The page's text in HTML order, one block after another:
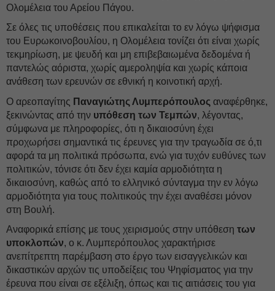
Ολομέλεια του Αρείου Πάγου.
Σε όλες τις υποθέσεις που επικαλείται το εν λόγω ψήφισμα
του Ευρωκοινοβουλίου, η Ολομέλεια τονίζει ότι είναι χωρίς
τεκμηρίωση, με ψευδή και μη επιβεβαιωμένα δεδομένα ή
παντελώς αόριστα, χωρίς αμεροληψία και χωρίς κάποια
ανάθεση των ερευνών σε εθνική η κοινοτική αρχή.
Ο αρεοπαγίτης Παναγιώτης Λυμπερόπουλος αναφέρθηκε,
ξεκινώντας από την υπόθεση των Τεμπών, λέγοντας,
σύμφωνα με πληροφορίες, ότι η δικαιοσύνη έχει
προχωρήσει σημαντικά τις έρευνες για την τραγωδία σε ό,τι
αφορά τα μη πολιτικά πρόσωπα, ενώ για τυχόν ευθύνες των
πολιτικών, τόνισε ότι δεν έχει καμία αρμοδιότητα η
δικαιοσύνη, καθώς από το ελληνικό σύνταγμα την εν λόγω
αρμοδιότητα για τους πολιτικούς την έχει αναθέσει μόνον
στη Βουλή.
Αναφορικά επίσης με τους χειρισμούς στην υπόθεση των
υποκλοπών, ο κ. Λυμπερόπουλος χαρακτήρισε
ανεπίτρεπτη παρέμβαση στο έργο των εισαγγελικών και
δικαστικών αρχών τις υποδείξεις του Ψηφίσματος για την
έρευνα που είναι σε εξέλιξη, όπως και τις αιτιάσεις του για